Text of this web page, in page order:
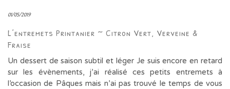
01/05/2019
L’entremets Printanier ~ Citron Vert, Verveine &
Fraise
Un dessert de saison subtil et léger Je suis encore en retard
sur les évènements, j’ai réalisé ces petits entremets à
l’occasion de Pâques mais n’ai pas trouvé le temps de vous